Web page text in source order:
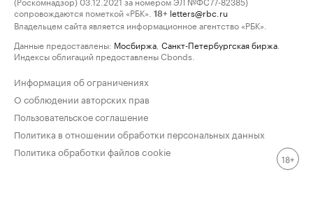
сопровождаются пометкой «РБК».
18+ letters@rbc.ru
Владельцем сайта является информационное агентство «РБК».
Данные предоставлены: Мосбиржа Санкт-Петербургская биржа
Индексы облигаций предоставлены Cbonds.
Информация об ограничениях
О соблюдении авторских прав
Пользовательское соглашение
Политика в отношении обработки персональных данных
Политика обработки файлов cookie
18+